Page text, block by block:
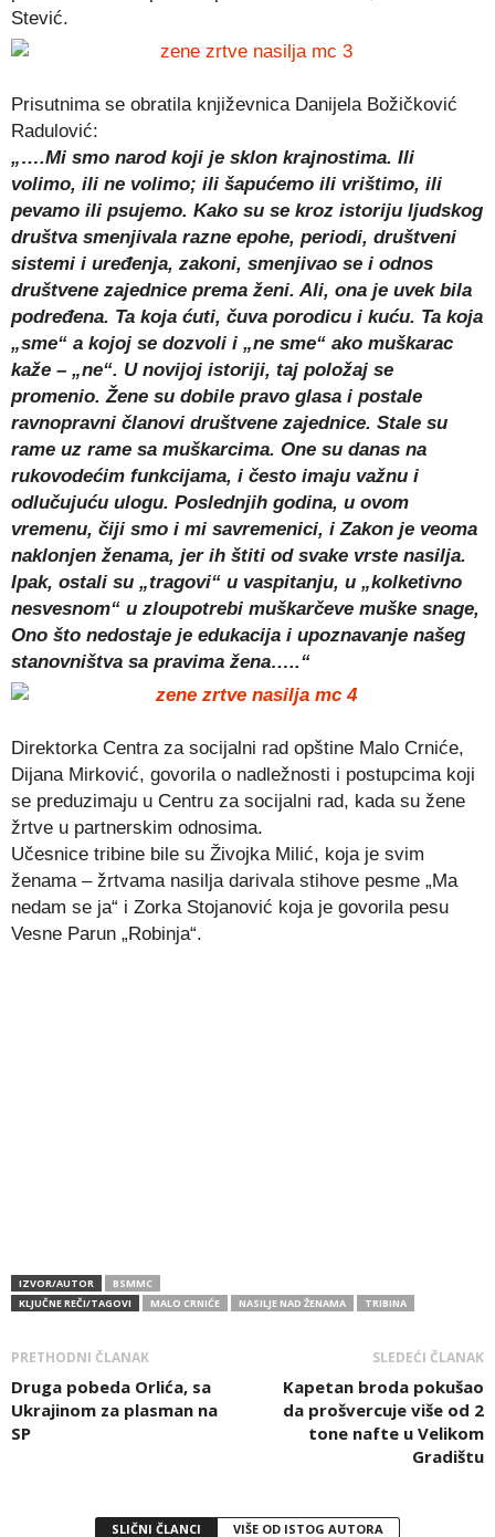
Stević.
Prisutnima se obratila književnica Danijela Božičković
Radulović:
„….Mi smo narod koji je sklon krajnostima. Ili
volimo, ili ne volimo; ili šapućemo ili vrištimo, ili
pevamo ili psujemo. Kako su se kroz istoriju ljudskog
društva smenjivala razne epohe, periodi, društveni
sistemi i uređenja, zakoni, smenjivao se i odnos
društvene zajednice prema ženi. Ali, ona je uvek bila
podređena. Ta koja ćuti, čuva porodicu i kuću. Ta koja
„sme“ a kojoj se dozvoli i „ne sme“ ako muškarac
kaže – „ne“. U novijoj istoriji, taj položaj se
promenio. Žene su dobile pravo glasa i postale
ravnopravni članovi društvene zajednice. Stale su
rame uz rame sa muškarcima. One su danas na
rukovodećim funkcijama, i često imaju važnu i
odlučujuću ulogu. Poslednjih godina, u ovom
vremenu, čiji smo i mi savremenici, i Zakon je veoma
naklonjen ženama, jer ih štiti od svake vrste nasilja.
Ipak, ostali su „tragovi“ u vaspitanju, u „kolketivno
nesvesnom“ u zloupotrebi muškarčeve muške snage,
Ono što nedostaje je edukacija i upoznavanje našeg
stanovništva sa pravima žena…..“
Direktorka Centra za socijalni rad opštine Malo Crniće,
Dijana Mirković, govorila o nadležnosti i postupcima koji
se preduzimaju u Centru za socijalni rad, kada su žene
žrtve u partnerskim odnosima.
Učesnice tribine bile su Živojka Milić, koja je svim
ženama – žrtvama nasilja darivala stihove pesme „Ma
nedam se ja“ i Zorka Stojanović koja je govorila pesu
Vesne Parun „Robinja“.
IZVOR/AUTOR
BSMMC
KLJUČNE REČI/TAGOVI
MALO CRNIĆE NASILJE NAD ŽENAMA TRIBINA
PRETHODNI ČLANAK
Druga pobeda Orlića, sa
Ukrajinom za plasman na
SP
SLEDEĆI ČLANAK
Kapetan broda pokušao
da prošvercuje više od 2
tone nafte u Velikom
Gradištu
SLIČNI ČLANCI VIŠE OD ISTOG AUTORA